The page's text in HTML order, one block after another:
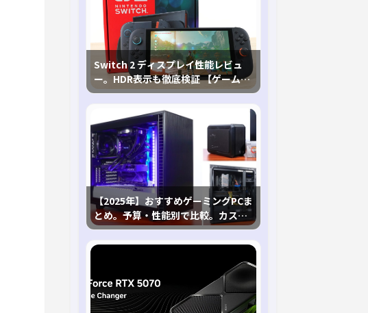
Switch 2 ディスプレイ性能レビュ
ー。HDR表示も徹底検証 【ゲームに
おけるHDRの未来を切り開く1台！】
【2025年】おすすめゲーミングPCま
とめ。予算・性能別で比較。カスタ
マイズ指南も